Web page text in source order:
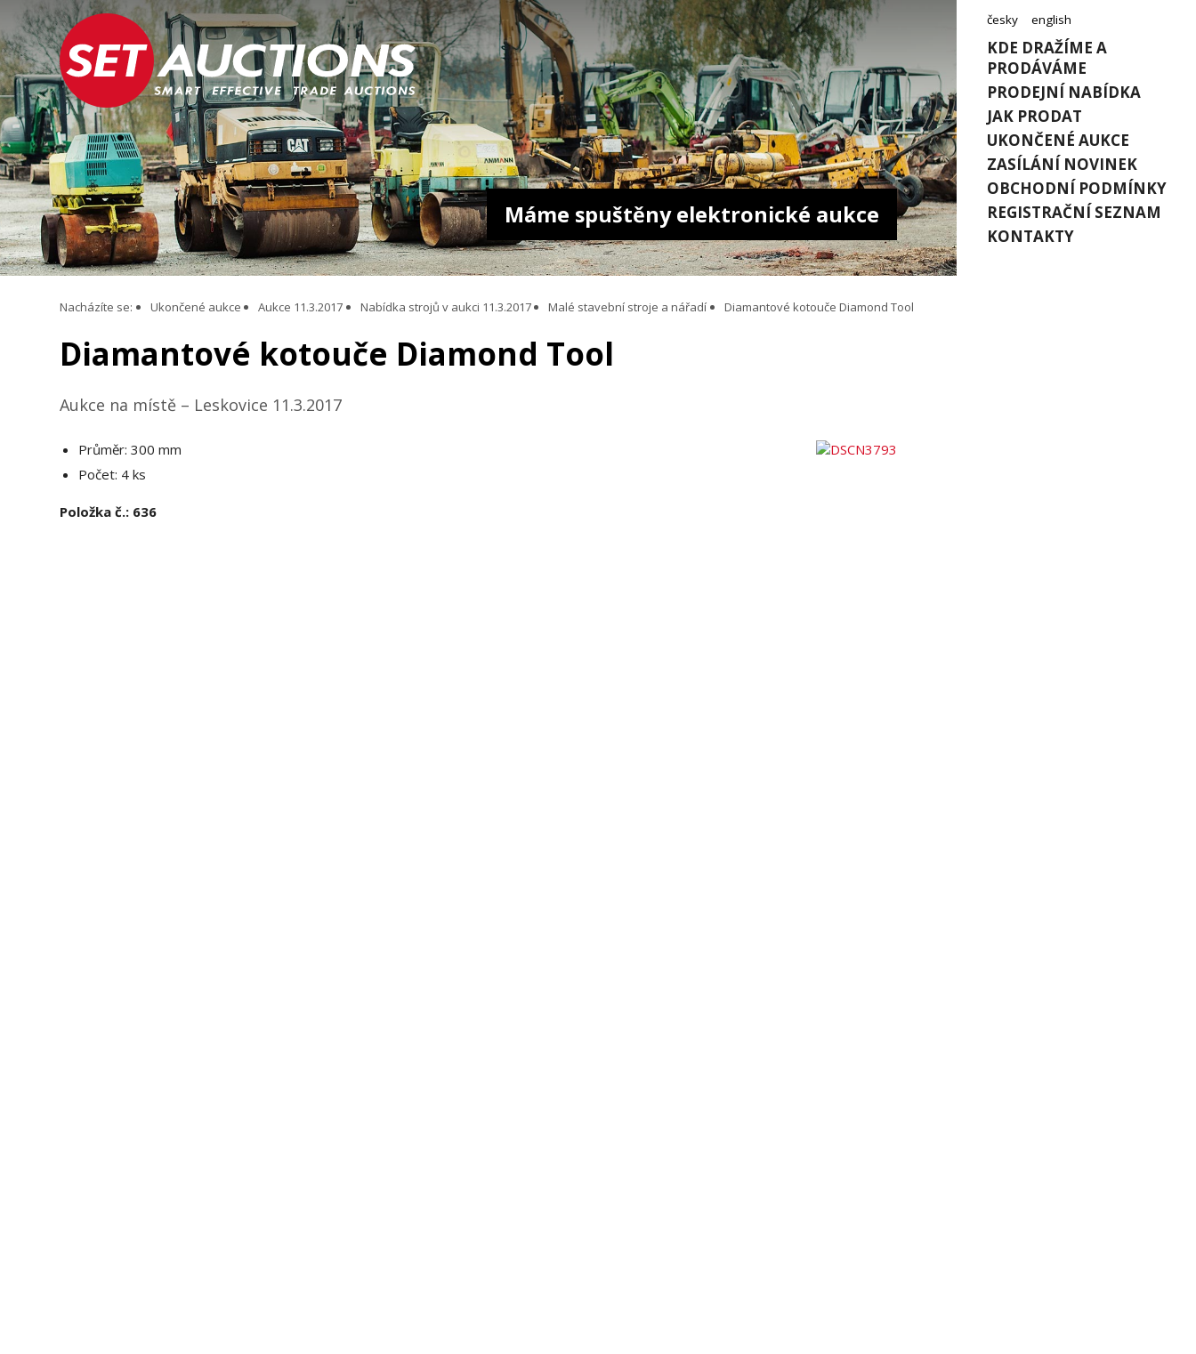
Máme spuštěny elektronické aukce
česky english
KDE DRAŽÍME A
PRODÁVÁME
PRODEJNÍ NABÍDKA
JAK PRODAT
UKONČENÉ AUKCE
ZASÍLÁNÍ NOVINEK
OBCHODNÍ PODMÍNKY
REGISTRAČNÍ SEZNAM
KONTAKTY
Nacházíte se: Ukončené aukce Aukce 11.3.2017 Nabídka strojů v aukci 11.3.2017 Malé stavební stroje a nářadí Diamantové kotouče Diamond Tool
Diamantové kotouče Diamond Tool
Aukce na místě – Leskovice 11.3.2017
Průměr: 300 mm
Počet: 4 ks
Položka č.: 636